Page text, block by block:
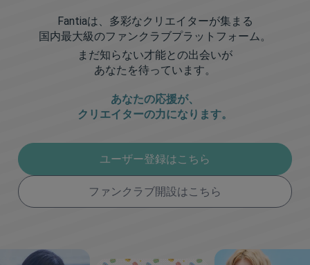
Fantiaは、多彩なクリエイターが集まる
国内最大級のファンクラブプラットフォーム。
まだ知らない才能との出会いが
あなたを待っています。
あなたの応援が、
クリエイターの力になります。
ユーザー登録はこちら
ファンクラブ開設はこちら